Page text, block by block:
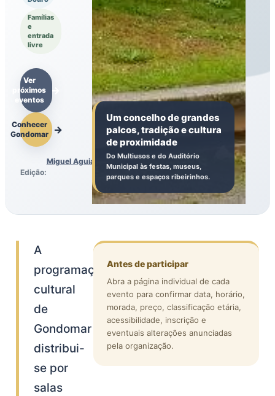
Famílias
e
entrada
livre
Ver
próximos
eventos
Conhecer
Gondomar
Edição:
Miguel Aguiar
Um concelho de grandes
palcos, tradição e cultura
de proximidade
Do Multiusos e do Auditório
Municipal às festas, museus,
parques e espaços ribeirinhos.
A
programação
cultural
de
Gondomar
distribui-
se por
salas
Antes de participar
Abra a página individual de cada
evento para confirmar data, horário,
morada, preço, classificação etária,
acessibilidade, inscrição e
eventuais alterações anunciadas
pela organização.